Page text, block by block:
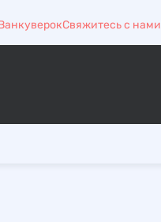
Свяжитесь с нами